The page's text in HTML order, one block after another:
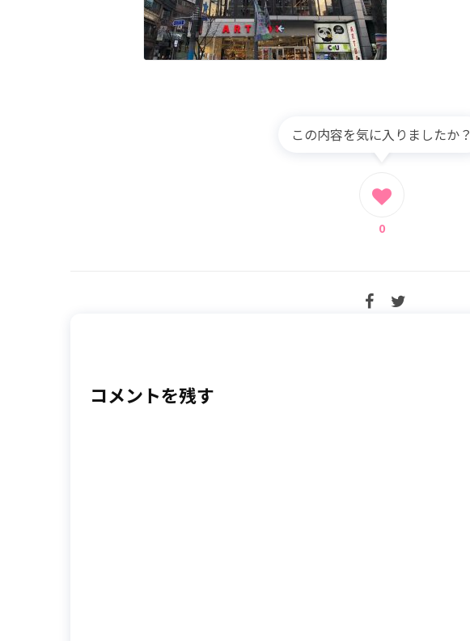
この内容を気に入りましたか？
0
コメントを残す